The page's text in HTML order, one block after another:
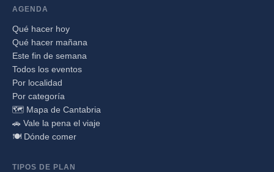
AGENDA
Qué hacer hoy
Qué hacer mañana
Este fin de semana
Todos los eventos
Por localidad
Por categoría
🗺️ Mapa de Cantabria
🚗 Vale la pena el viaje
🍽️ Dónde comer
TIPOS DE PLAN